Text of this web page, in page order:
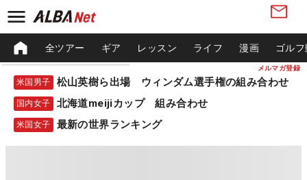
メルマガ登録
全ツアー ギア レッスン ライフ 漫画 ゴル
米国男子 松山英樹ら出場 ウィンダム選手権の組み合わせ
国内女子 北海道meijiカップ 組み合わせ
米国女子 最新の世界ランキング